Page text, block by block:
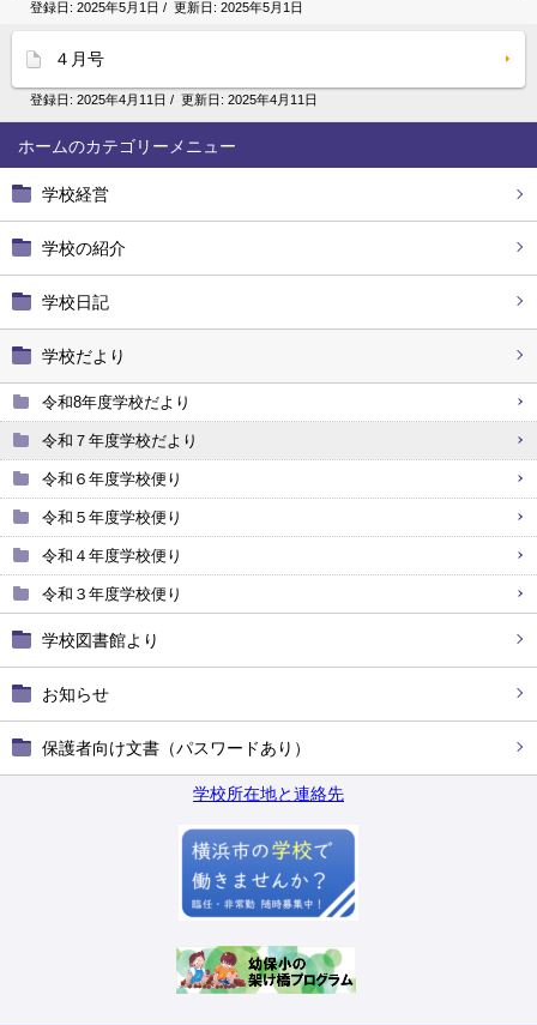
ホーム
学校経営
学校の紹介
学校日記
学校だより
令和8年度学校だより
令和７年度学校だより
令和６年度学校便り
令和５年度学校便り
令和４年度学校便り
令和３年度学校便り
学校図書館より
お知らせ
保護者向け文書（パスワードあり）
学校所在地と連絡先
登録日: 2025年5月1日 / 更新日: 2025年5月1日
４月号
登録日: 2025年4月11日 / 更新日: 2025年4月11日